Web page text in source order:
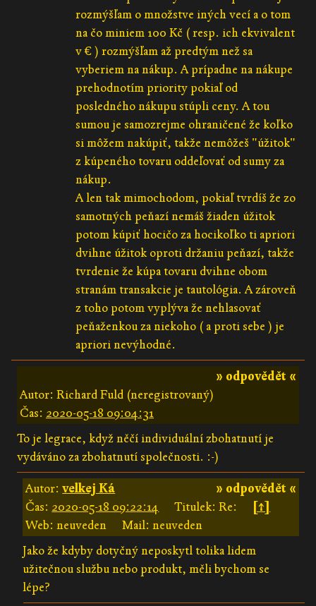
rozmýšľam o množstve iných vecí a o tom
na čo miniem 100 Kč ( resp. ich ekvivalent
v € ) rozmýšľam až predtým než sa
vyberiem na nákup. A prípadne na nákupe
prehodnotím priority pokiaľ od
posledného nákupu stúpli ceny. A tou
sumou je samozrejme ohraničené že koľko
si môžem nakúpiť, takže nemôžeš "úžitok"
z kúpeného tovaru oddeľovať od sumy za
nákup.
A len tak mimochodom, pokiaľ tvrdíš že zo
samotných peňazí nemáš žiaden úžitok
potom kúpiť hocičo za hocikoľko ti apriori
dvihne úžitok oproti držaniu peňazí, takže
tvrdenie že kúpa tovaru dvihne obom
stranám transakcie je tautológia. A zároveň
z toho potom vyplýva že nehlasovať
peňaženkou za niekoho ( a proti sebe ) je
apriori nevýhodné.
» odpovědět «
Autor: Richard Fuld (neregistrovaný)
Čas: 2020-05-18 09:04:31
To je legrace, když něčí individuální zbohatnutí je
vydáváno za zbohatnutí společnosti. :-)
» odpovědět «
Autor:velkej Ká
Čas: 2020-05-18 09:22:14 Titulek: Re:
[↑]
Web: neuveden
Mail: neuveden
Jako že kdyby dotyčný neposkytl tolika lidem
užitečnou službu nebo produkt, měli bychom se
lépe?